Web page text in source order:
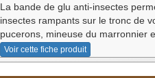
La bande de glu anti-insectes
insectes rampants sur le tronc de
pucerons, mineuse du marronnier
Voir cette fiche produit